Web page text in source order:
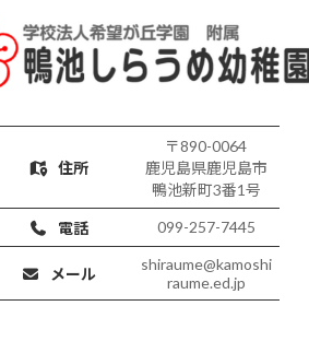
住所
〒890-0064
鹿児島県鹿児島市
鴨池新町3番1号
電話 099-257-7445
メール
shiraume@kamoshi
raume.ed.jp